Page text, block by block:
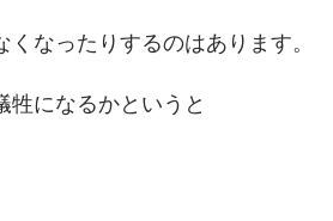
なったりするのはあります。
牲になるかというと